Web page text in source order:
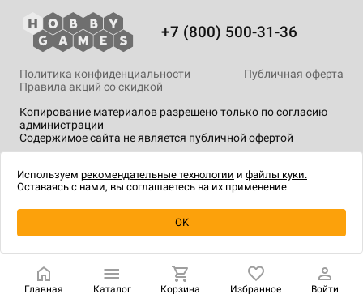
Уведомить о наличии
+7 (800) 500-31-36
Копирование материалов разрешено только по согласию
администрации
Содержимое сайта не является публичной офертой
Политика конфиденциальности
Публичная оферта
Правила акций со скидкой
технологии.
Главная Каталог Корзина Избранное Войти
Используем рекомендательные технологии и файлы куки.
Оставаясь с нами, вы соглашаетесь на их применение
OK